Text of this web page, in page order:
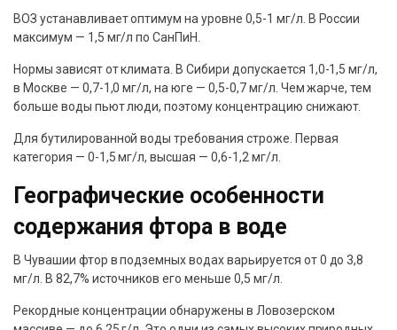
ВОЗ устанавливает оптимум на уровне 0,5-1 мг/л. В России
максимум — 1,5 мг/л по СанПиН.
Нормы зависят от климата. В Сибири допускается 1,0-1,5 мг/л,
в Москве — 0,7-1,0 мг/л, на юге — 0,5-0,7 мг/л. Чем жарче, тем
больше воды пьют люди, поэтому концентрацию снижают.
Для бутилированной воды требования строже. Первая
категория — 0-1,5 мг/л, высшая — 0,6-1,2 мг/л.
Географические особенности
содержания фтора в воде
В Чувашии фтор в подземных водах варьируется от 0 до 3,8
мг/л. В 82,7% источников его меньше 0,5 мг/л.
Рекордные концентрации обнаружены в Ловозерском